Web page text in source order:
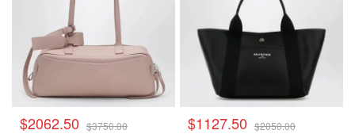
$2062.50 $3750.00 $1127.50 $2050.00